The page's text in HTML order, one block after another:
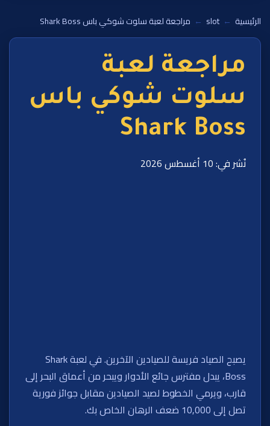
الرئيسية ←
slot
← مراجعة لعبة سلوت شوكي باس Shark Boss
مراجعة لعبة
سلوت شوكي باس
Shark Boss
نُشر في: 10 أغسطس 2026
يصبح الصياد فريسة للصيادين الآخرين. في لعبة Shark
Boss، يبدل مفترس جائع الأدوار ويبحر من أعماق البحر إلى
قارب، ويرمي الخطوط لصيد الصيادين مقابل جوائز فورية
تصل إلى 10,000 ضعف الرهان الخاص بك.